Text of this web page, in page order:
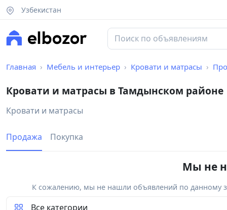
Узбекистан
Главная Мебель и интерьер Кровати и матрасы
Кровати и матрасы в Тамдынском районе
Кровати и матрасы
Продажа Покупка
Мы не
К сожалению, мы не нашли объявлений по данному
Все категории